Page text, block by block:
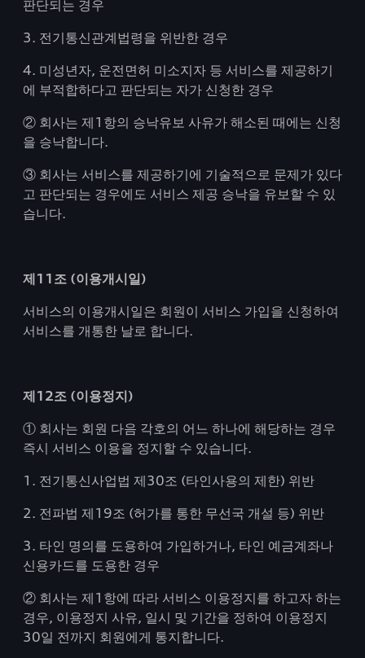
판단되는 경우
3. 전기통신관계법령을 위반한 경우
4. 미성년자, 운전면허 미소지자 등 서비스를 제공하기
에 부적합하다고 판단되는 자가 신청한 경우
② 회사는 제1항의 승낙유보 사유가 해소된 때에는 신청
을 승낙합니다.
③ 회사는 서비스를 제공하기에 기술적으로 문제가 있다
고 판단되는 경우에도 서비스 제공 승낙을 유보할 수 있
습니다.
제11조 (이용개시일)
서비스의 이용개시일은 회원이 서비스 가입을 신청하여
서비스를 개통한 날로 합니다.
제12조 (이용정지)
① 회사는 회원 다음 각호의 어느 하나에 해당하는 경우
즉시 서비스 이용을 정지할 수 있습니다.
1. 전기통신사업법 제30조 (타인사용의 제한) 위반
2. 전파법 제19조 (허가를 통한 무선국 개설 등) 위반
3. 타인 명의를 도용하여 가입하거나, 타인 예금계좌나
신용카드를 도용한 경우
② 회사는 제1항에 따라 서비스 이용정지를 하고자 하는
경우, 이용정지 사유, 일시 및 기간을 정하여 이용정지
30일 전까지 회원에게 통지합니다.